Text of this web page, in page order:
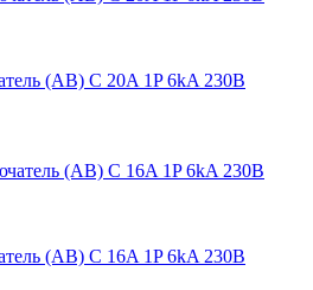
(АВ) C 20A 1P 6kA 230В
(АВ) C 16A 1P 6kA 230В